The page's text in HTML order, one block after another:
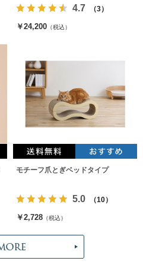
4.7 （3）
￥24,200 （税込）
モチーフ爪とぎベッドタイプ
5.0 （10）
￥2,728 （税込）